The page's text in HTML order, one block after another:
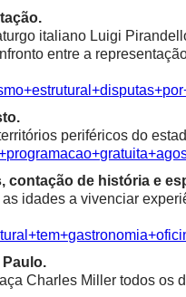
italiano Luigi
entre a
periféricos do
contação de história e
idades a vivenciar
Charles Miller todos os